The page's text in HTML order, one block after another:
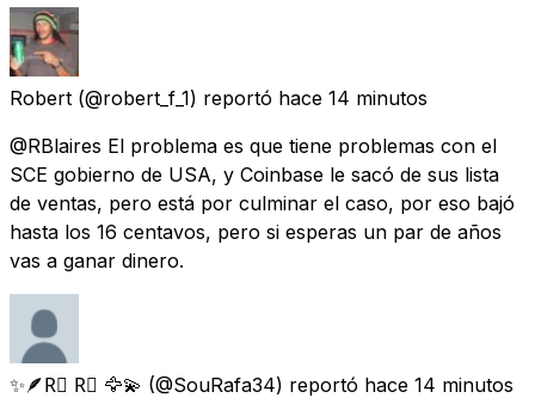
Robert (@robert_f_1) reportó hace 14 minutos
@RBlaires El problema es que tiene problemas con el
SCE gobierno de USA, y Coinbase le sacó de sus lista
de ventas, pero está por culminar el caso, por eso bajó
hasta los 16 centavos, pero si esperas un par de años
vas a ganar dinero.
✨🪶R⃫ R⃫ 🦅💫 (@SouRafa34) reportó hace 14 minutos